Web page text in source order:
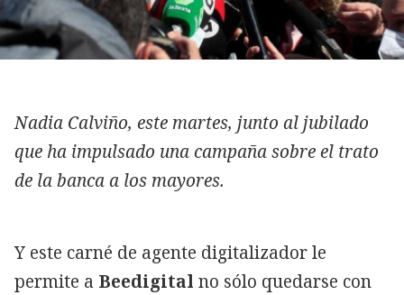
Nadia Calviño, este martes, junto al jubilado
que ha impulsado una campaña sobre el trato
de la banca a los mayores.
Y este carné de agente digitalizador le
permite a Beedigital no sólo quedarse con